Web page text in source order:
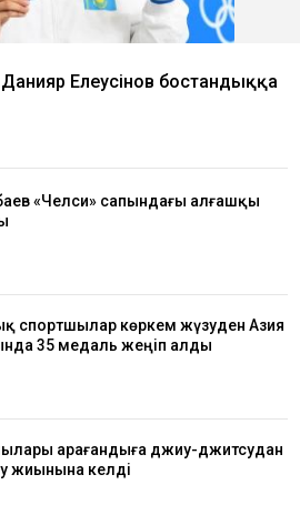
Данияр Елеусінов бостандыққа
«Челси» сапындағы алғашқы
спортшылар көркем жүзуден Азия
35 медаль жеңіп алды
Қарағандыға джиу-джитсудан
жиынына келді